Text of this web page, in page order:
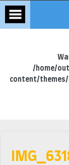
/home/
content/